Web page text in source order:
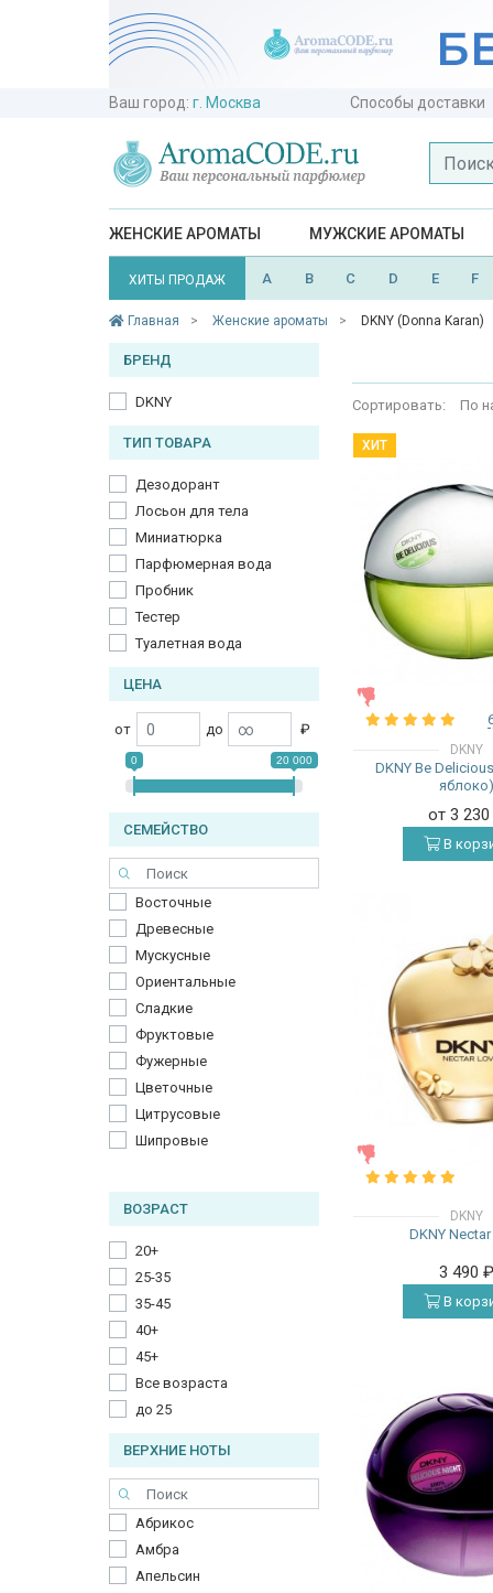
Ваш город: г. Москва Способы доставки
ЖЕНСКИЕ АРОМАТЫ МУЖСКИЕ АРОМАТЫ
ХИТЫ ПРОДАЖ A B C D E F
Главная Женские ароматы DKNY (Donna Karan)
БРЕНД
DKNY
ТИП ТОВАРА
Дезодорант
Лосьон для тела
Миниатюрка
Парфюмерная вода
Пробник
Тестер
Туалетная вода
ЦЕНА
от до ₽
0 20 000
СЕМЕЙСТВО
Восточные
Древесные
Мускусные
Ориентальные
Сладкие
Фруктовые
Фужерные
Цветочные
Цитрусовые
Шипровые
ВОЗРАСТ
20+
25-35
35-45
40+
45+
Все возраста
до 25
ВЕРХНИЕ НОТЫ
Абрикос
Амбра
Апельсин
Сортировать: По
ХИТ
DKNY
DKNY Be
яблоко)
от 3
В
DKNY
DKNY
3 490₽
В